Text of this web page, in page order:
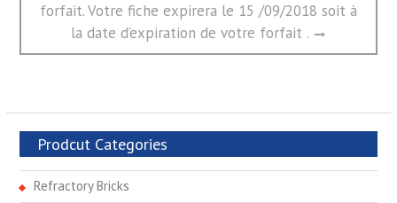
forfait. Votre fiche expirera le 15 /09/2018 soit à
la date d’expiration de votre forfait .
Prodcut Categories
Refractory Bricks